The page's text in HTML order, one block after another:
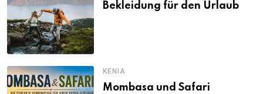
Bekleidung für den Urlaub
KENIA
Mombasa und Safari